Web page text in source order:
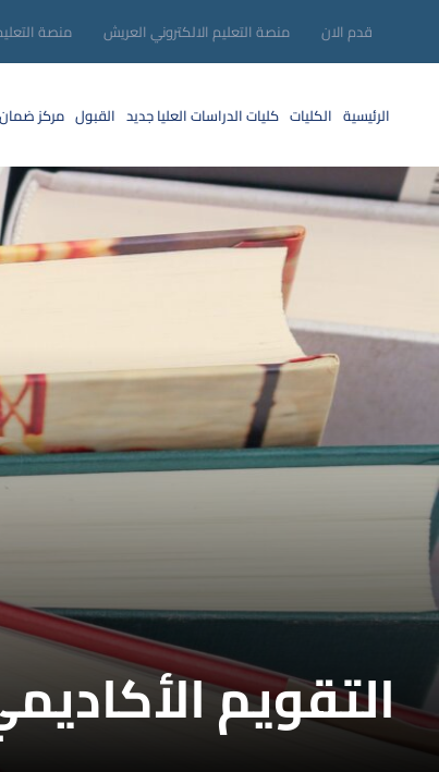
قدم الان منصة التعليم الالكتروني العريش منصة
الرئيسية الكليات كليات الدراسات العلياجديد القبول مركز
التقويم